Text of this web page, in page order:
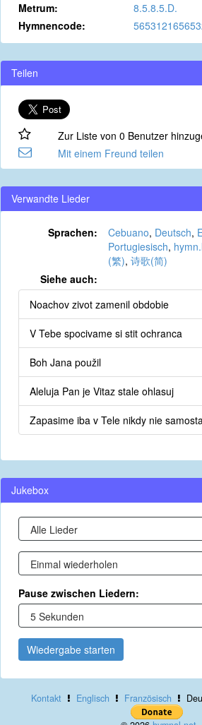
Metrum:
8.5.8.5.D.
Hymnencode:
Teilen
Zur Liste von 0 Benutzer
Mit einem Freund teilen
Verwandte Lieder
Sprachen: Cebuano, Deutsch,
Portugiesisch,
(繁), 诗歌(简)
Siehe auch:
Noachov zivot zamenil obdobie
V Tebe spocivame si stit ochranca
Boh Jana použil
Aleluja Pan je Vitaz stale ohlasuj
Zapasime iba v Tele nikdy nie
Jukebox
Pause zwischen Liedern:
Wiedergabe starten
Kontakt Englisch Französisch